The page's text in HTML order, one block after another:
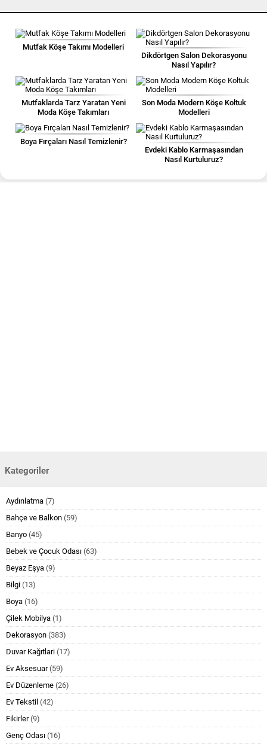
Mutfak Köşe Takımı Modelleri
Dikdörtgen Salon Dekorasyonu
Nasıl Yapılır?
Mutfaklarda Tarz Yaratan Yeni
Moda Köşe Takımları
Son Moda Modern Köşe Koltuk
Modelleri
Boya Fırçaları Nasıl Temizlenir?
Evdeki Kablo Karmaşasından
Nasıl Kurtuluruz?
Kategoriler
Aydınlatma (7)
Bahçe ve Balkon (59)
Banyo (45)
Bebek ve Çocuk Odası (63)
Beyaz Eşya (9)
Bilgi (13)
Boya (16)
Çilek Mobilya (1)
Dekorasyon (383)
Duvar Kağıtlari (17)
Ev Aksesuar(59)
Ev Düzenleme (26)
Ev Tekstil (42)
Fikirler(9)
Genç Odası (16)